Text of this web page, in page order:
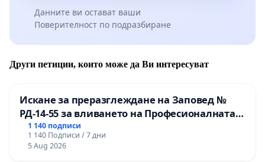
Данните ви остават ваши
Поверителност по подразбиране
Други петиции, които може да Ви интересуват
Искане за преразглеждане на Заповед №
РД-14-55 за вливането на Професионалната
гимназия по промишлени технологии в
Професионалната гимназия по икономика и
мениджмънт – гр. Пазарджик
1 140 подписи
1 140 Подписи / 7 дни
5 Aug 2026